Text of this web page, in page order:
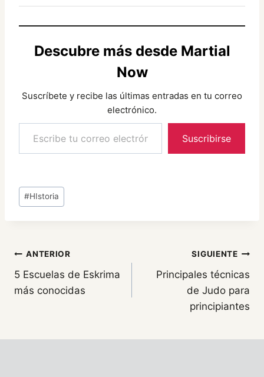
Descubre más desde Martial
Now
Suscríbete y recibe las últimas entradas en tu correo
electrónico.
Escribe tu correo electrónico…
Suscribirse
Etiquetas
de
la
#HIstoria
Navegación
de
ANTERIOR
5 Escuelas de Eskrima
más conocidas
SIGUIENTE
Principales técnicas
de Judo para
principiantes